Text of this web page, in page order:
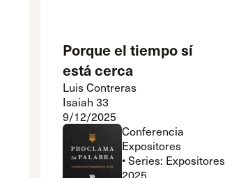
Porque el tiempo sí
está cerca
Luis Contreras
Isaiah 33
9/12/2025
Conferencia
Expositores
• Series: Expositores
2025